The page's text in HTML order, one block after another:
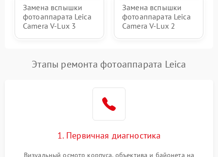
Замена вспышки
фотоаппарата Leica
Camera V-Lux 3
Замена вспышки
фотоаппарата Leica
Camera V-Lux 2
Этапы ремонта фотоаппарата Leica
1. Первичная диагностика
Визуальный осмотр корпуса, объектива и байонета на